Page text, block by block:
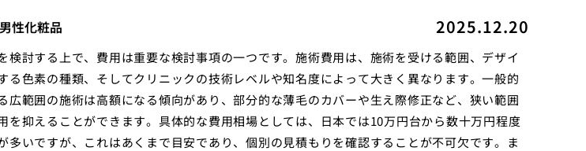
2025.12.20
男性化粧品
検討する上で、費用は重要な検討事項の一つです。施術費用は、施術を受ける範囲、デザイ
る色素の種類、そしてクリニックの技術レベルや知名度によって大きく異なります。一般的
広範囲の施術は高額になる傾向があり、部分的な薄毛のカバーや生え際修正など、狭い範囲
を抑えることができます。具体的な費用相場としては、日本では10万円台から数十万円程度
多いですが、これはあくまで目安であり、個別の見積もりを確認することが不可欠です。ま